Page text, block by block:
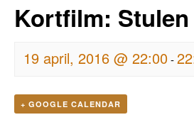
Kortfilm:
19 april, 2016 @ 22:00-
+ GOOGLE CALENDAR